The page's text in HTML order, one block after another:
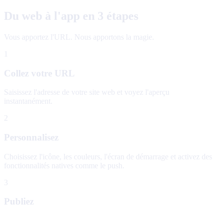
Du web à l'app en 3 étapes
Vous apportez l'URL. Nous apportons la magie.
Collez votre URL
Saisissez l'adresse de votre site web et voyez l'aperçu
instantanément.
Personnalisez
Choisissez l'icône, les couleurs, l'écran de démarrage et activez des
fonctionnalités natives comme le push.
3
Publiez